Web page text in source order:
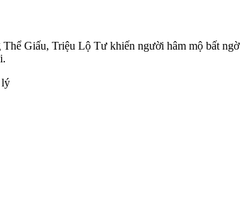
Giấu, Triệu Lộ Tư khiến người hâm mộ bất